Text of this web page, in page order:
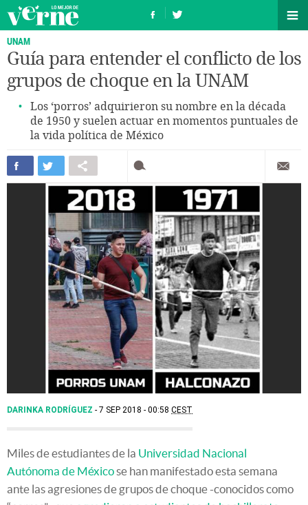
UNAM
Guía para entender el conflicto de los
grupos de choque en la UNAM
Los ‘porros’ adquirieron su nombre en la década
de 1950 y suelen actuar en momentos puntuales de
la vida política de México
DARINKA RODRÍGUEZ 7 SEP 2018 - 00:58 CEST
Miles de estudiantes de la Universidad Nacional
Autónoma de Méxicose han manifestado esta semana
ante las agresiones de grupos de choque -conocidos como